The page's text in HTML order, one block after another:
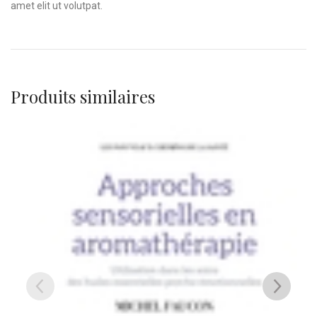
amet elit ut volutpat.
Produits similaires